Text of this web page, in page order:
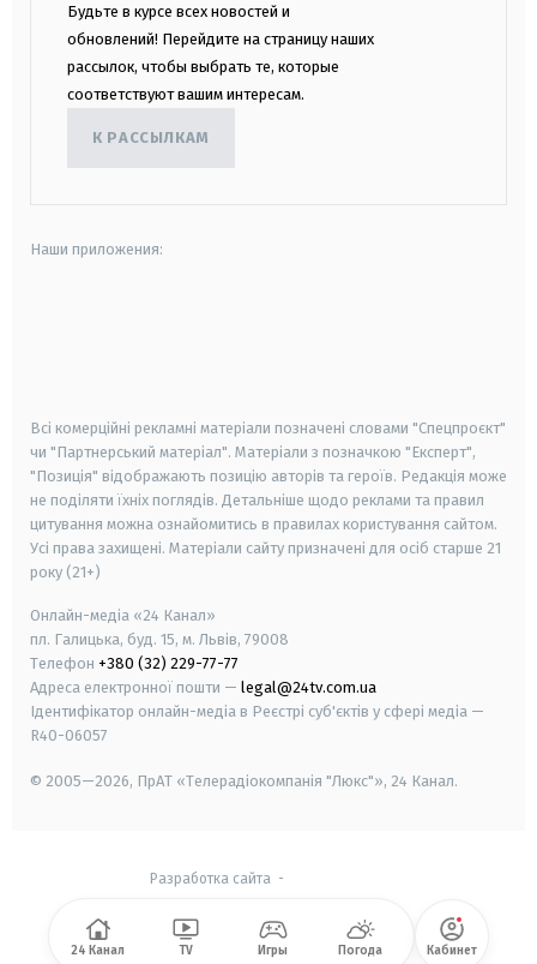
Будьте в курсе всех новостей и
обновлений! Перейдите на страницу наших
рассылок, чтобы выбрать те, которые
соответствуют вашим интересам.
К РАССЫЛКАМ
Наши приложения:
Всі комерційні рекламні матеріали позначені словами "Спецпроєкт"
чи "Партнерський матеріал". Матеріали з позначкою "Експерт",
"Позиція" відображають позицію авторів та героїв. Редакція може
не поділяти їхніх поглядів. Детальніше щодо реклами та правил
цитування можна ознайомитись в правилах користування сайтом.
Усі права захищені. Матеріали сайту призначені для осіб старше 21
року (21+)
Онлайн-медіа «24 Канал»
пл. Галицька, буд. 15, м. Львів, 79008
Телефон +380 (32) 229-77-77
Адреса електронної пошти — legal@24tv.com.ua
Ідентифікатор онлайн-медіа в Реєстрі суб'єктів у сфері медіа —
R40-06057
© 2005—2026, ПрАТ «Телерадіокомпанія "Люкс"», 24 Канал.
Разработка сайта -
24 Канал TV Игры Погода Кабинет